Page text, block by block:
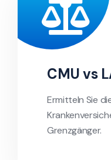
CMU vs
Ermitteln Sie
Grenzgänger.